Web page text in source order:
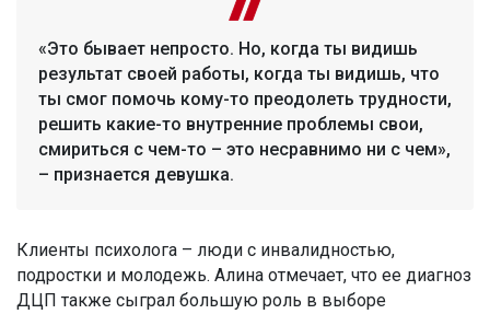
«Это бывает непросто. Но, когда ты видишь
результат своей работы, когда ты видишь, что
ты смог помочь кому-то преодолеть трудности,
решить какие-то внутренние проблемы свои,
смириться с чем-то – это несравнимо ни с чем»,
– признается девушка.
Клиенты психолога – люди с инвалидностью,
подростки и молодежь. Алина отмечает, что ее диагноз
ДЦП также сыграл большую роль в выборе